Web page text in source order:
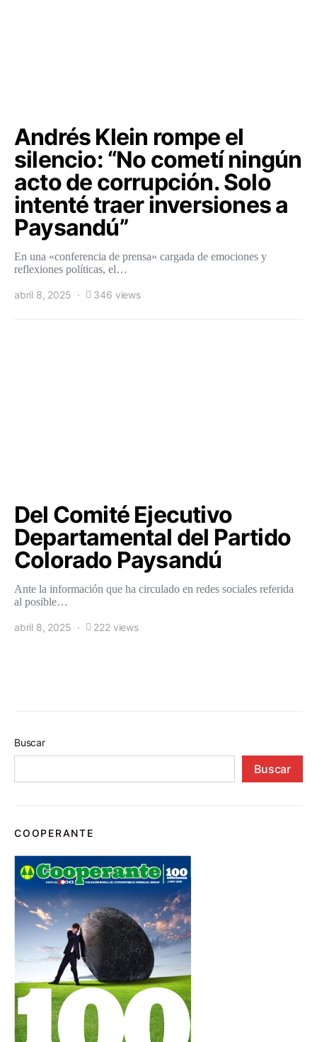
Andrés Klein rompe el
silencio: “No cometí ningún
acto de corrupción. Solo
intenté traer inversiones a
Paysandú”
En una «conferencia de prensa» cargada de emociones y
reflexiones políticas, el…
abril 8, 2025 346 views
Del Comité Ejecutivo
Departamental del Partido
Colorado Paysandú
Ante la información que ha circulado en redes sociales referida
al posible…
abril 8, 2025 222 views
Buscar
Buscar
COOPERANTE